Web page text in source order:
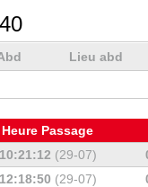
Lieu abd
Heure Passage
10:21:12 (29-07)
12:18:50 (29-07)